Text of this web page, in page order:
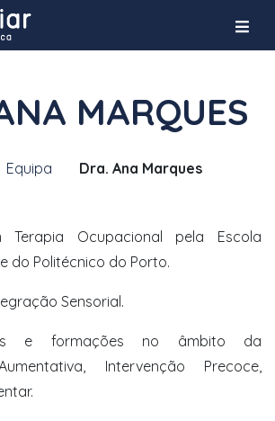
MARQUES
Equipa Dra. Ana Marques
Terapia Ocupacional pela Escola
do Politécnico do Porto.
Sensorial.
e formações no âmbito da
Intervenção Precoce,